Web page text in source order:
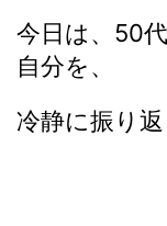
今日は、50
自分を、
冷静に振り